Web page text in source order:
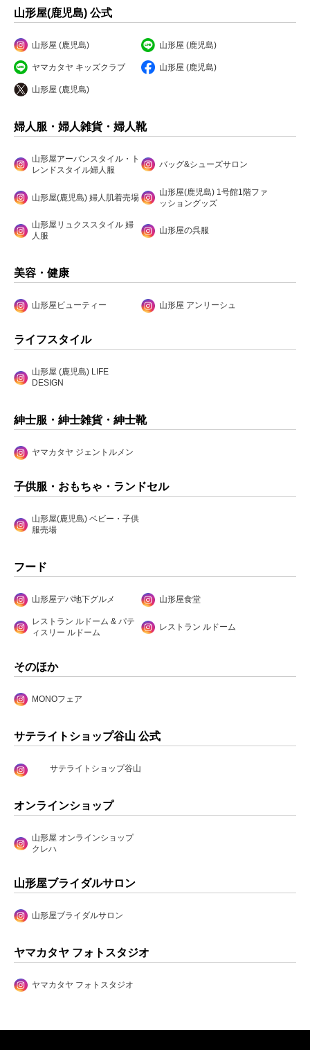
山形屋(鹿児島) 公式
山形屋 (鹿児島) 山形屋 (鹿児島)
ヤマカタヤ キッズクラブ 山形屋 (鹿児島)
山形屋 (鹿児島)
婦人服・婦人雑貨・婦人靴
山形屋アーバンスタイル・ト
レンドスタイル婦人服
バッグ&シューズサロン
山形屋(鹿児島) 婦人肌着売場
山形屋(鹿児島) 1号館1階ファ
ッショングッズ
山形屋リュクススタイル 婦
人服
山形屋の呉服
美容・健康
山形屋ビューティー 山形屋 アンリーシュ
ライフスタイル
山形屋 (鹿児島) LIFE
DESIGN
紳士服・紳士雑貨・紳士靴
ヤマカタヤ ジェントルメン
子供服・おもちゃ・ランドセル
山形屋(鹿児島) ベビー・子供
服売場
フード
山形屋デパ地下グルメ 山形屋食堂
レストラン ルドーム & パテ
ィスリー ルドーム
レストラン ルドーム
そのほか
MONOフェア
サテライトショップ谷山 公式
サテライトショップ谷山
オンラインショップ
山形屋 オンラインショップ
クレハ
山形屋ブライダルサロン
山形屋ブライダルサロン
ヤマカタヤ フォトスタジオ
ヤマカタヤ フォトスタジオ